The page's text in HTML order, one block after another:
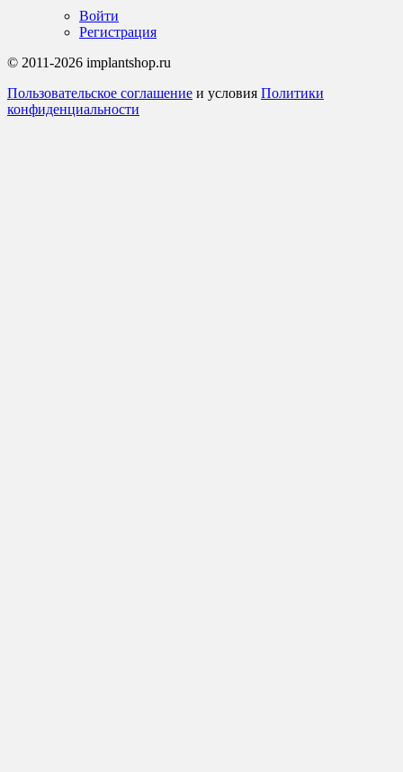
Войти
Регистрация
© 2011-2026 implantshop.ru
Пользовательское соглашение и условия Политики
конфиденциальности